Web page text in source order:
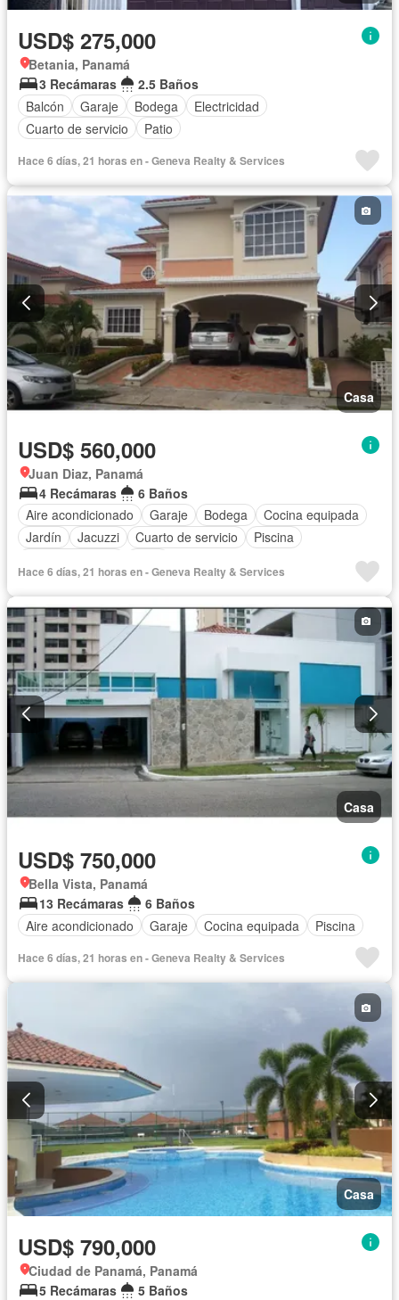
USD$ 275,000
Betania, Panamá
3 Recámaras
2.5 Baños
Balcón
Garaje Bodega
Electricidad
Cuarto de servicio
Patio
Hace 6 días, 21 horas en - Geneva Realty & Services
Casa
USD$ 560,000
Juan Diaz, Panamá
4 Recámaras
6 Baños
Aire acondicionado
Garaje Bodega
Cocina equipada
Jardín
Jacuzzi Cuarto de servicio
Piscina
Hace 6 días, 21 horas en - Geneva Realty & Services
Casa
USD$ 750,000
Bella Vista, Panamá
13 Recámaras
6 Baños
Aire acondicionado
Garaje Cocina equipada Piscina
Hace 6 días, 21 horas en - Geneva Realty & Services
Casa
USD$ 790,000
Ciudad de Panamá, Panamá
5 Recámaras
5 Baños